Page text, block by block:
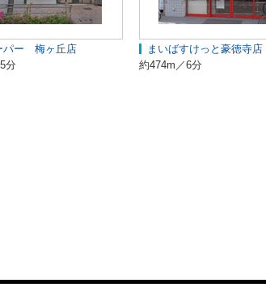
パー 梅ヶ丘店
分
まいばすけっと豪徳寺店
約474m／6分